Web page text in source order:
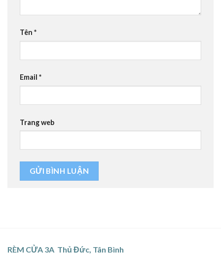
Tên *
Email *
Trang web
RÈM CỬA 3A Thủ Đức, Tân Bình